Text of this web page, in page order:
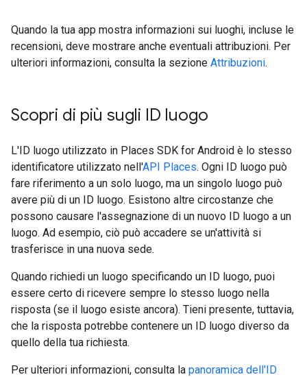
Quando la tua app mostra informazioni sui luoghi, incluse le
recensioni, deve mostrare anche eventuali attribuzioni. Per
ulteriori informazioni, consulta la sezione Attribuzioni.
Scopri di più sugli ID luogo
L'ID luogo utilizzato in Places SDK for Android è lo stesso
identificatore utilizzato nell'API Places. Ogni ID luogo può
fare riferimento a un solo luogo, ma un singolo luogo può
avere più di un ID luogo. Esistono altre circostanze che
possono causare l'assegnazione di un nuovo ID luogo a un
luogo. Ad esempio, ciò può accadere se un'attività si
trasferisce in una nuova sede.
Quando richiedi un luogo specificando un ID luogo, puoi
essere certo di ricevere sempre lo stesso luogo nella
risposta (se il luogo esiste ancora). Tieni presente, tuttavia,
che la risposta potrebbe contenere un ID luogo diverso da
quello della tua richiesta.
Per ulteriori informazioni, consulta la panoramica dell'ID